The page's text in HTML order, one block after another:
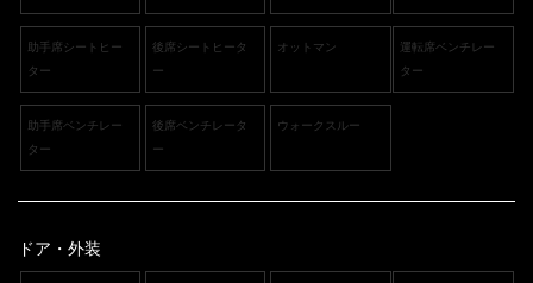
助手席シートヒー
ター
後席シートヒータ
ー
オットマン
運転席ベンチレー
ター
助手席ベンチレー
ター
後席ベンチレータ
ー
ウォークスルー
ドア・外装